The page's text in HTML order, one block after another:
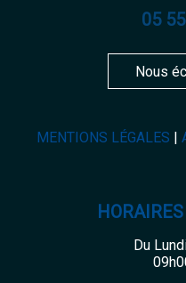
05
Nous
MENTIONS LÉGALES
Du